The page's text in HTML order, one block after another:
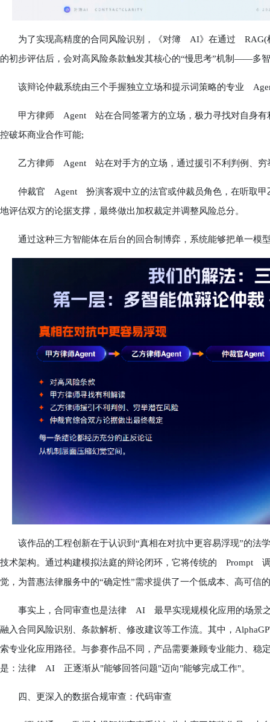
为了实现高精度的合同风险识别，《对簿 AI》在通过 RAG(
的初步评估后，会对高风险条款触发其核心的“慢思考”机制——多
该辩论仲裁系统由三个手握独立立场和提示词策略的专业
甲方律师 Agent 站在合同签署方的立场，极力寻找对自身有
控破坏商业合作可能;
乙方律师 Agent 站在对手方的立场，通过援引不利判例、穷
仲裁官 Agent 扮演客观中立的法官或仲裁员角色，在听取甲
地评估双方的论据支撑，最终做出加权裁定并调整风险总分。
通过这种三方智能体在后台的回合制博弈，系统能够把单一模
该作品的工程创新在于认识到“真相在对抗中更容易浮现”的法
技术架构。通过构建模拟法庭的辩论闭环，它将传统的 Prompt
觉，为普惠法律服务中的“确定性”需求提供了一个低成本、高可信
事实上，合同审查也是法律 AI 最早实现规模化应用的场景
融入合同风险识别、条款解析、修改建议等工作流。其中，
索专业化应用路径。与参赛作品不同，产品需要兼顾专业能力、稳
是：法律 AI 正逐渐从"能够回答问题"迈向"能够完成工作"。
四、更深入的数据合规审查：代码审查